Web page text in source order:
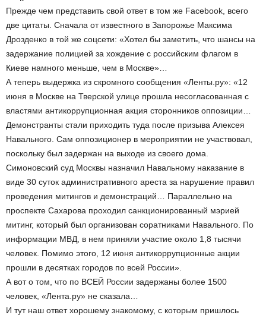
Прежде чем представить свой ответ в том же Facebook, всего
две цитаты. Сначала от известного в Запорожье Максима
Дрозденко в той же соцсети: «Хотел бы заметить, что шансы на
задержание полицией за хождение с российским флагом в
Киеве намного меньше, чем в Москве»…
А теперь выдержка из скромного сообщения «Ленты.ру»: «12
июня в Москве на Тверской улице прошла несогласованная с
властями антикоррупционная акция сторонников оппозиции…
Демонстранты стали приходить туда после призыва Алексея
Навального. Сам оппозиционер в мероприятии не участвовал,
поскольку был задержан на выходе из своего дома.
Симоновский суд Москвы назначил Навальному наказание в
виде 30 суток административного ареста за нарушение правил
проведения митингов и демонстраций… Параллельно на
проспекте Сахарова проходил санкционированный мэрией
митинг, который был организован соратниками Навального. По
информации МВД, в нем приняли участие около 1,8 тысячи
человек. Помимо этого, 12 июня антикоррупционные акции
прошли в десятках городов по всей России».
А вот о том, что по ВСЕЙ России задержаны более 1500
человек, «Лента.ру» не сказала…
И тут наш ответ хорошему знакомому, с которым пришлось